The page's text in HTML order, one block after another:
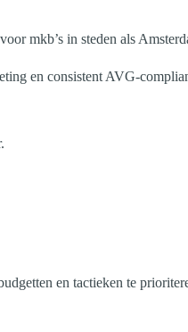
mkb’s in steden als
en consistent AVG-
en tactieken te